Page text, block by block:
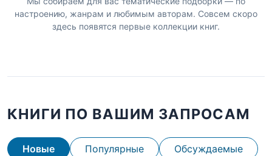
настроению, жанрам и любимым авторам. Совсем скоро
здесь появятся первые коллекции книг.
КНИГИ ПО ВАШИМ ЗАПРОСАМ
Новые Популярные Обсуждаемые